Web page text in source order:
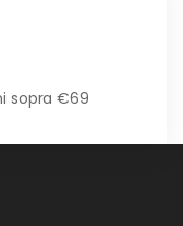
sopra €69